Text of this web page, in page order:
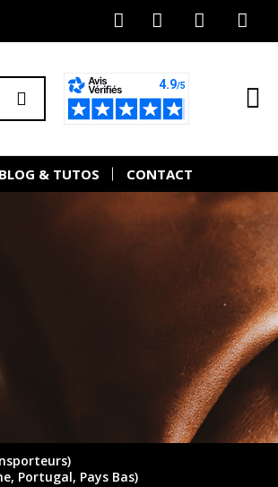
BLOG & TUTOS CONTACT
Portugal, Pays Bas)